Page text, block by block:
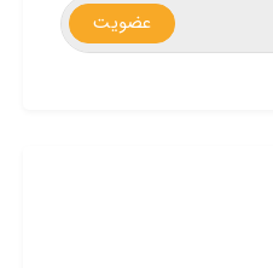
عضویت